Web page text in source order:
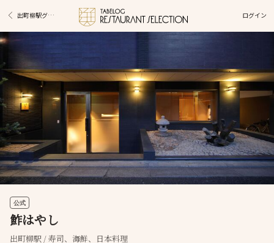
出町柳駅グルメ ログイン
公式
鮓はやし
出町柳駅 / 寿司、海鮮、日本料理